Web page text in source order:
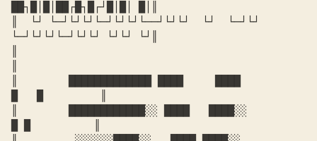
██┐█│█│██┌█┐█┌┘█│█│ █│║
║  └┘ └─┘└┘└┘└─┘└┘└┘└──┘└┘└┘  └┘  └─┘└┘
└─┘└┘└┘└─┘└┘└┘ └┘└┘ └┘║
║        ████████████░░ ████   ████░░